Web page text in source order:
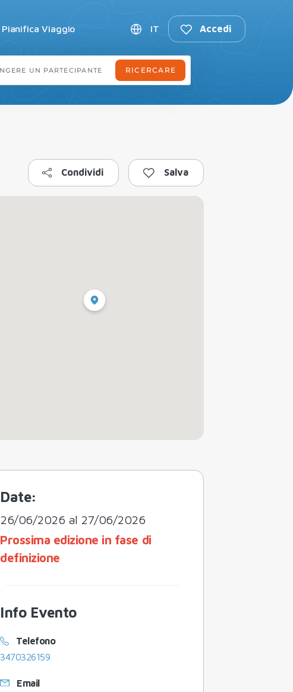
Pianifica Viaggio IT Accedi
Condividi Salva
Date:
26/06/2026 al 27/06/2026
Prossima edizione in fase di
definizione
Info Evento
Telefono
3470326159
Email